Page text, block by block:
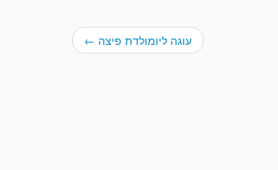
עוגה ליומולדת פיצה ←